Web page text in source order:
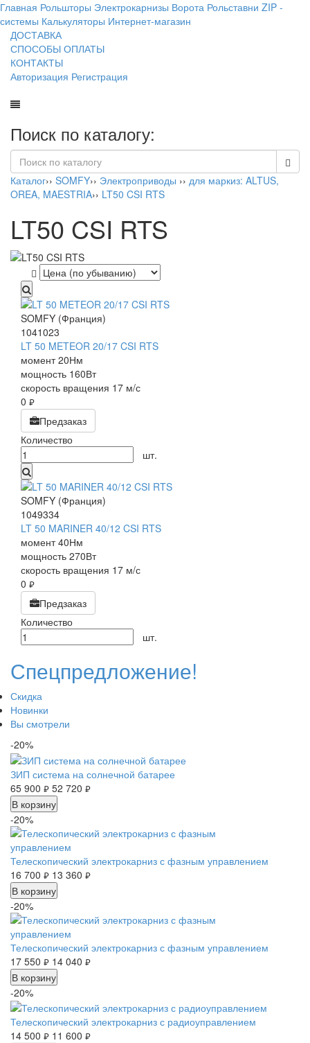
Главная Рольшторы Электрокарнизы Ворота Рольставни ZIP -
системы Калькуляторы Интернет-магазин
ДОСТАВКА
СПОСОБЫ ОПЛАТЫ
КОНТАКТЫ
Авторизация Регистрация
Поиск по каталогу:
Каталог›› SOMFY›› Электроприводы ›› для маркиз: ALTUS,
OREA, MAESTRIA›› LT50 CSI RTS
LT50 CSI RTS
SOMFY (Франция)
1041023
LT 50 METEOR 20/17 CSI RTS
момент 20Нм
мощность 160Вт
скорость вращения 17 м/с
0 руб.
Предзаказ
Количество
шт.
SOMFY (Франция)
1049334
LT 50 MARINER 40/12 CSI RTS
момент 40Нм
мощность 270Вт
скорость вращения 17 м/с
0 руб.
Предзаказ
Количество
шт.
Спецпредложение!
Скидка
Новинки
Вы смотрели
-20%
ЗИП система на солнечной батарее
65 900 руб. 52 720 руб.
В корзину
-20%
Телескопический электрокарниз с фазным управлением
16 700 руб. 13 360 руб.
В корзину
-20%
Телескопический электрокарниз с фазным управлением
17 550 руб. 14 040 руб.
В корзину
-20%
Телескопический электрокарниз с радиоуправлением
14 500 руб. 11 600 руб.